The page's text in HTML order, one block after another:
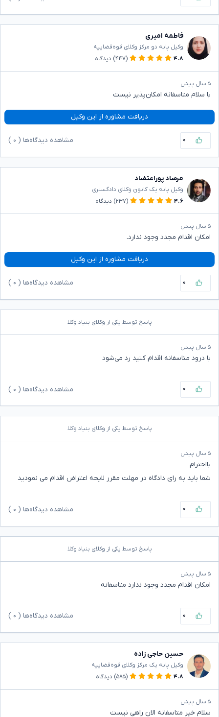
فاطمه امیری
وکیل پایه دو مرکز وکلای قوه‌قضاییه
۴.۸
(۴۴۷) دیدگاه
۵ سال پیش
با سلام متاسفانه امکان‌پذیر نیست
دریافت مشاوره از این وکیل
۰ مشاهده دیدگاه‌ها ( ۰
مرصاد پوراعتضاد
وکیل پایه یک کانون وکلای دادگستری
۴.۶
(۲۳۷) دیدگاه
۵ سال پیش
امکان اقدام مجدد وجود ندارد.
دریافت مشاوره از این وکیل
۰ مشاهده دیدگاه‌ها ( ۰
پاسخ توسط یکی از وکلای بنیاد وکلا
۵ سال پیش
با درود متاسفانه اقدام کنید رد می‌شود
۰ مشاهده دیدگاه‌ها ( ۰
پاسخ توسط یکی از وکلای بنیاد وکلا
۵ سال پیش
بااحترام
شما باید به رای دادگاه در مهلت مقرر لایحه اعتراض اقدام می نمودید
۰ مشاهده دیدگاه‌ها ( ۰
پاسخ توسط یکی از وکلای بنیاد وکلا
۵ سال پیش
امکان اقدام مجدد وجود ندارد متاسفانه
۰ مشاهده دیدگاه‌ها ( ۰
حسین حاجی زاده
وکیل پایه یک مرکز وکلای قوه‌قضاییه
۴.۸
(۵۸۵) دیدگاه
۵ سال پیش
سلام خیر متاسفانه الان راهی نیست